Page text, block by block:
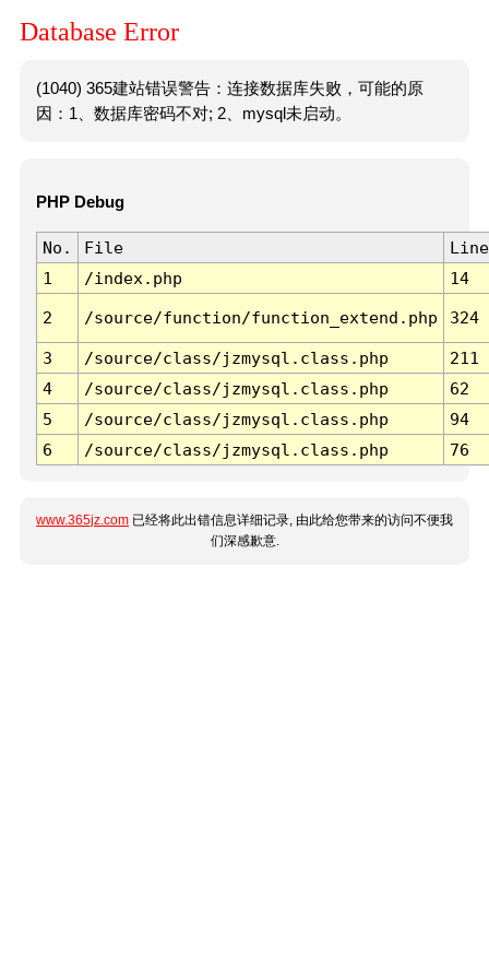
Database Error
(1040) 365建站错误警告：连接数据库失败，可能的原
因：1、数据库密码不对; 2、mysql未启动。
PHP Debug
No. File
Line
1
/index.php 14
2 /source/function/function_extend.php 324
3 /source/class/jzmysql.class.php
211
4
/source/class/jzmysql.class.php
62
5
/source/class/jzmysql.class.php
94
6
/source/class/jzmysql.class.php 76
www.365jz.com 已经将此出错信息详细记录, 由此给您带来的访问不便我
们深感歉意.